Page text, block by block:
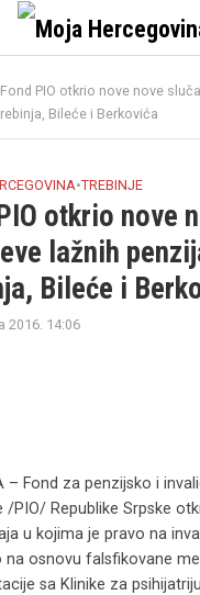
Fond PIO otkrio nove nove
Bileće i Berkovića
•TREBINJE
otkrio nove
lažnih
Bileće i
2016. 14:06
– Fond za penzijsko i
/PIO/ Republike Srpske
u kojima je pravo na
na osnovu falsfikovane
sa Klinike za psihijatriju